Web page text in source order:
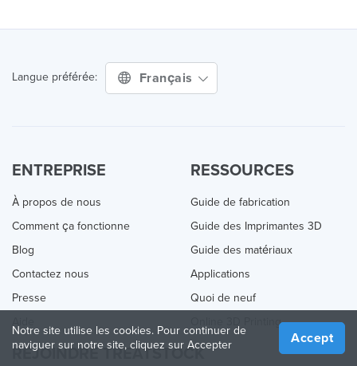
Langue préférée: Français
ENTREPRISE
À propos de nous
Comment ça fonctionne
Blog
Contactez nous
Presse
RESSOURCES
Guide de fabrication
Guide des Imprimantes 3D
Guide des matériaux
Applications
Quoi de neuf
Online 3D Printing
REJOINDRE TREATSTOCK
Notre site utilise les cookies. Pour continuer de
naviguer sur notre site, cliquez sur Accepter
Accept